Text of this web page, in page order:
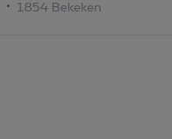
1854 Bekeken